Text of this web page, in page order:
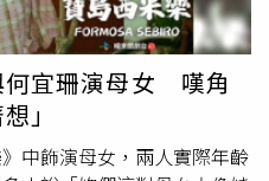
指出，自2021年塔利班重
婚、早婚問題便急劇惡化。
告指出，由於塔利班禁止
汗的貧困家庭將女童視為經
以求生存。如今，阿富汗童
女懷孕率則增加了45%。此
何宜珊演母女 嘆角
」
中飾演母女，兩人實際年齡